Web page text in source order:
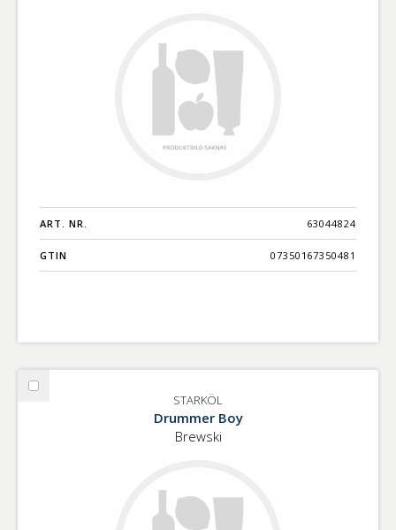
ART. NR. 63044824
GTIN 07350167350481
Välj
STARKÖL
Drummer Boy
Brewski